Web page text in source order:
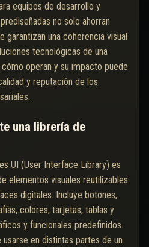
equipos de desarrollo y
no solo ahorran
garantizan una coherencia visual
tecnológicas de una
operan y su impacto puede
y reputación de los
una librería de
UI (User Interface Library) es
elementos visuales reutilizables
digitales. Incluye botones,
colores, tarjetas, tablas y
y funcionales predefinidos.
en distintas partes de un